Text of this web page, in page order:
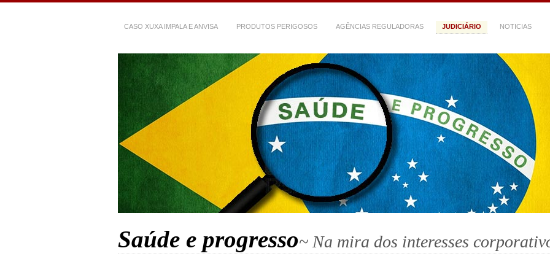
CASO XUXA IMPALA E ANVISA PRODUTOS PERIGOSOS AGÊNCIAS REGULADORAS JUDICIÁRIO NOTICIAS
Saúde e progresso~ Na mira dos interesses